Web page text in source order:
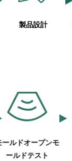
製品設計
モールドオープンモ
ールドテスト